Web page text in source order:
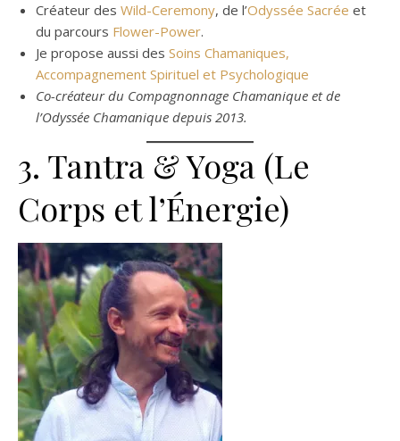
Créateur des Wild-Ceremony, de l’Odyssée Sacrée et
du parcours Flower-Power.
Je propose aussi des Soins Chamaniques,
Accompagnement Spirituel et Psychologique
Co-créateur du Compagnonnage Chamanique et de
l’Odyssée Chamanique depuis 2013.
3. Tantra & Yoga (Le
Corps et l’Énergie)